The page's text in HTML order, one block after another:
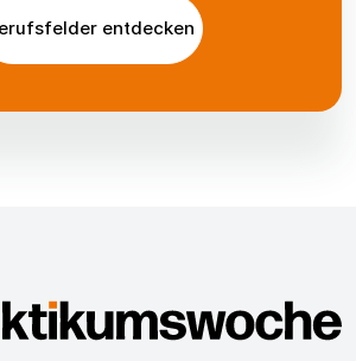
entdecken